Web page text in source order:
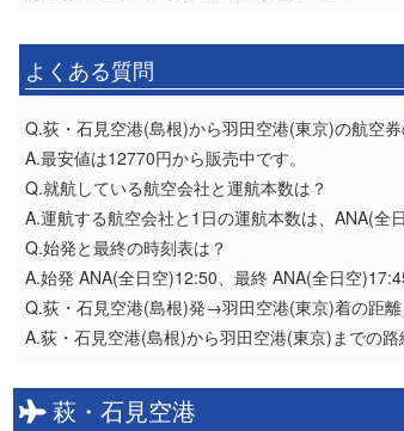
よくある質問
Q.荻・石見空港(島根)から羽田空港(東京)の航空
A.最安値は12770円から販売中です。
Q.就航している航空会社と運航本数は？
A.運航する航空会社と1日の運航本数は、ANA(全
Q.始発と最終の時刻表は？
A.始発 ANA(全日空)12:50、最終 ANA(全日空
Q.荻・石見空港(島根)発→羽田空港(東京)着の距離
A.荻・石見空港(島根)から羽田空港(東京)までの
萩・石見空港